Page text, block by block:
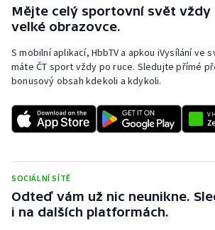
Rychlobruslení
Rychlostní kanoistika
Short track
Sportovní střelba
Veslování
Mějte celý sportovní svět vždy
velké obrazovce.
S mobilní aplikací, HbbTV a apkou iVysílání ve
máte ČT sport vždy po ruce. Sledujte přímé
bonusový obsah kdekoli a kdykoli.
SOCIÁLNÍ SÍTĚ
Odteď vám už nic neunikne.
i na dalších platformách.